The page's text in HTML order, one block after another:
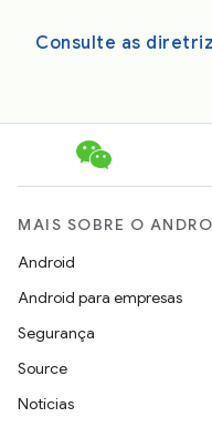
MAIS SOBRE O
Android
Android para empresas
Segurança
Source
Notícias